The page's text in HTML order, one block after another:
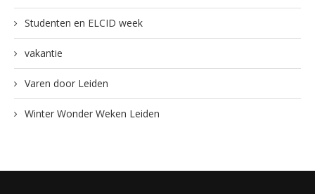
Studenten en ELCID week
vakantie
Varen door Leiden
Winter Wonder Weken Leiden